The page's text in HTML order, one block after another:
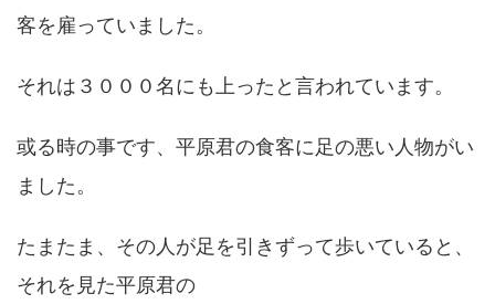
客を雇っていました。
それは３０００名にも上ったと言われています。
或る時の事です、平原君の食客に足の悪い人物がい
ました。
たまたま、その人が足を引きずって歩いていると、
それを見た平原君の